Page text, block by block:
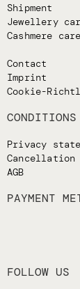
Shipment
Jewellery
Cashmere care
Contact
Imprint
Cookie-
CONDITIONS
Privacy
AGB
PAYMENT
FOLLOW US